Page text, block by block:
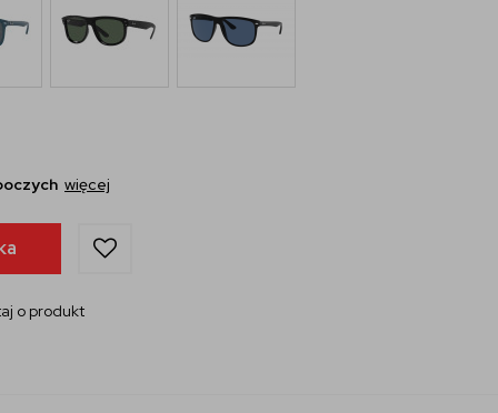
więcej
o produkt